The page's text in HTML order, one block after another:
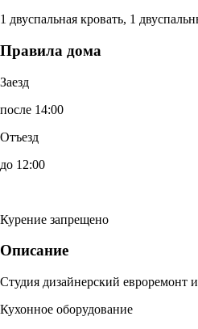
1 двуспальная кровать, 1
Правила дома
Заезд
после 14:00
Отъезд
до 12:00
Курение запрещено
Описание
Студия дизайнерский евроремонт
Кухонное оборудование